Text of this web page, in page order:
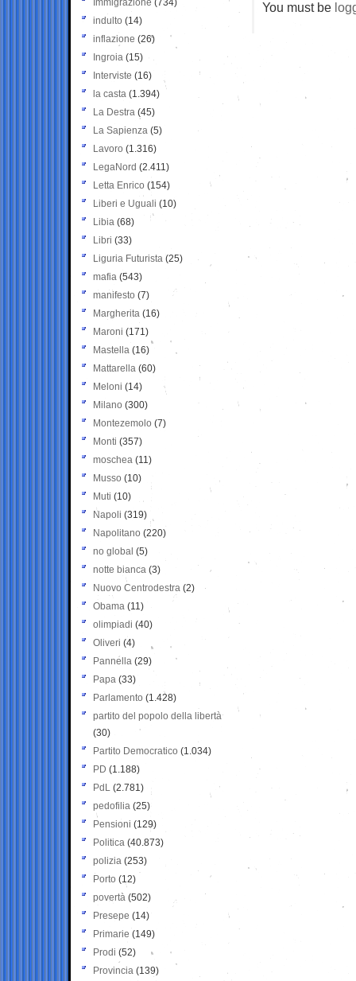
You must be
Immigrazione (734)
indulto (14)
inflazione (26)
Ingroia (15)
Interviste (16)
la casta (1.394)
La Destra (45)
La Sapienza (5)
Lavoro (1.316)
LegaNord (2.411)
Letta Enrico (154)
Liberi e Uguali (10)
Libia (68)
Libri (33)
Liguria Futurista (25)
mafia (543)
manifesto (7)
Margherita (16)
Maroni (171)
Mastella (16)
Mattarella (60)
Meloni (14)
Milano (300)
Montezemolo (7)
Monti (357)
moschea (11)
Musso (10)
Muti (10)
Napoli (319)
Napolitano (220)
no global (5)
notte bianca (3)
Nuovo Centrodestra (2)
Obama (11)
olimpiadi (40)
Oliveri (4)
Pannella (29)
Papa (33)
Parlamento (1.428)
partito del popolo della libertà
(30)
Partito Democratico (1.034)
PD (1.188)
PdL (2.781)
pedofilia (25)
Pensioni (129)
Politica (40.873)
polizia (253)
Porto (12)
povertà (502)
Presepe (14)
Primarie (149)
Prodi (52)
Provincia (139)